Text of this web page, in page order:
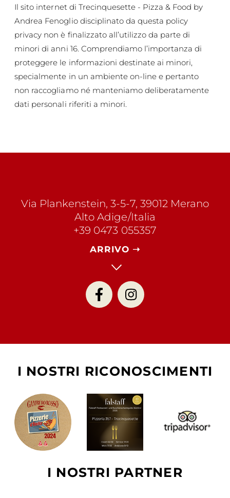
Il sito internet di Trecinquesette - Pizza & Food by
Andrea Fenoglio disciplinato da questa policy
privacy non è finalizzato all’utilizzo da parte di
minori di anni 16. Comprendiamo l’importanza di
proteggere le informazioni destinate ai minori,
specialmente in un ambiente on-line e pertanto
non raccogliamo né manteniamo deliberatamente
dati personali riferiti a minori.
Via Plankenstein, 3-5-7, 39012 Merano
Alto Adige/Italia
+39 0473 055357
ARRIVO ➝
I NOSTRI RICONOSCIMENTI
I NOSTRI PARTNER